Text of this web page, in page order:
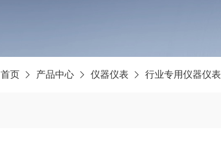
首页 产品中心 仪器仪表 行业专用仪器仪表